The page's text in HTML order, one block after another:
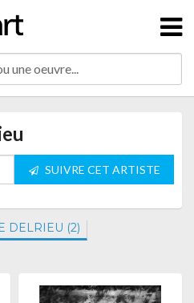
SUIVRE CET ARTISTE
DELRIEU (2)